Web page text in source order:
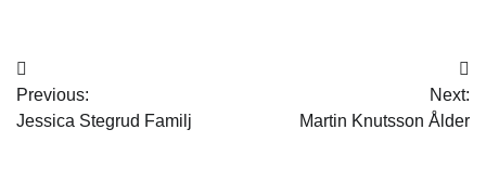
Post
navigation
Previous:
Jessica Stegrud Familj
Next:
Martin Knutsson Ålder